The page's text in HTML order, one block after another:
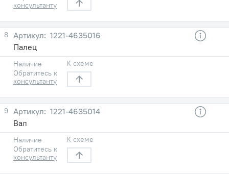
консультанту
8
1221-4635016
Палец
Наличие
Обратитесь к
консультанту
К схеме
9
1221-4635014
Вал
Наличие
Обратитесь к
консультанту
К схеме